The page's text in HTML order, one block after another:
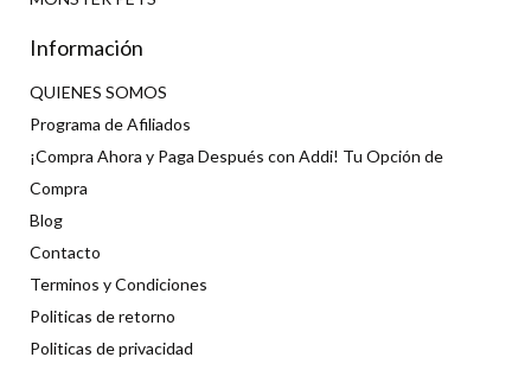
Información
QUIENES SOMOS
Programa de Afiliados
¡Compra Ahora y Paga Después con Addi! Tu Opción de
Compra
Blog
Contacto
Terminos y Condiciones
Politicas de retorno
Politicas de privacidad